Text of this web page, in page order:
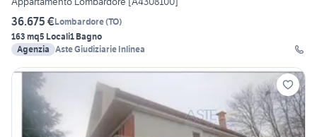
36.675 €Lombardore(TO)
163 mq5 Locali1 Bagno
Agenzia Aste Giudiziarie Inlinea